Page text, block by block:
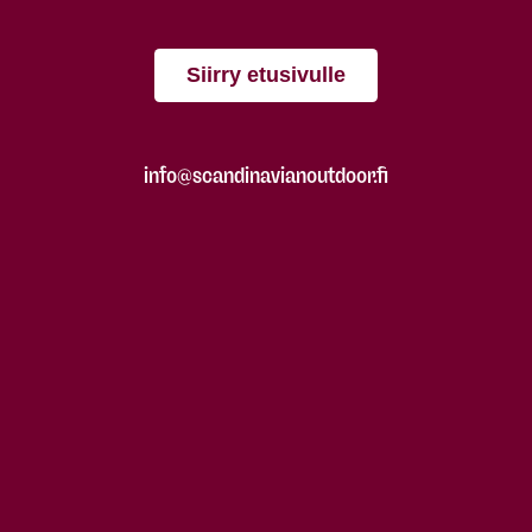
Siirry etusivulle
info@scandinavianoutdoor.fi